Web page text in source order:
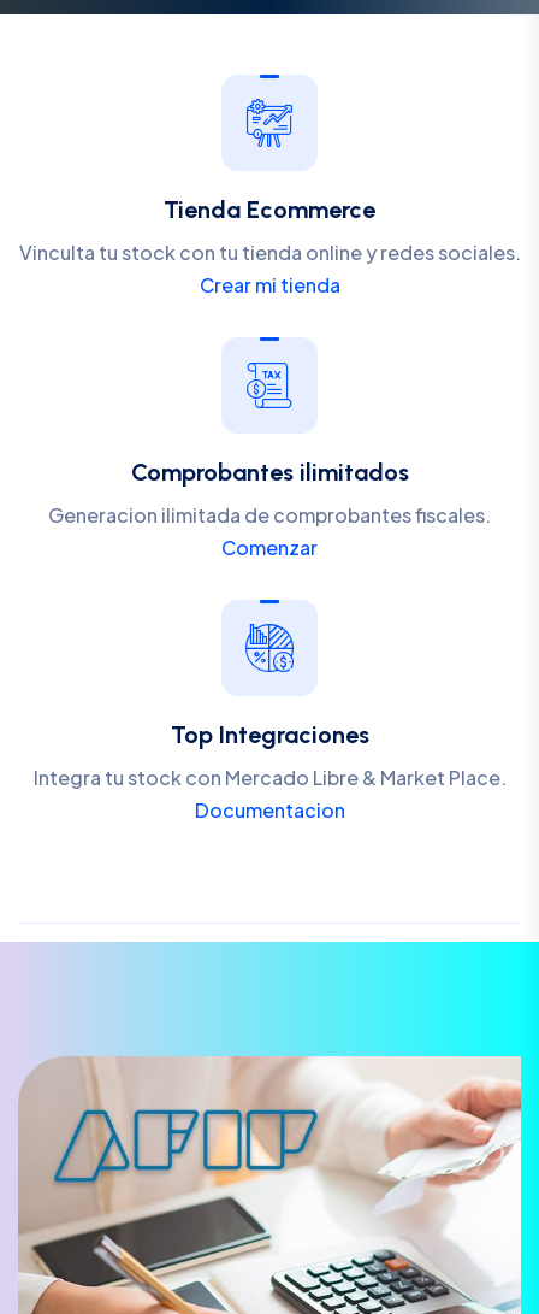
Tienda Ecommerce
Vinculta tu stock con tu tienda online y redes sociales.
Crear mi tienda
Comprobantes ilimitados
Generacion ilimitada de comprobantes fiscales.
Comenzar
Top Integraciones
Integra tu stock con Mercado Libre & Market Place.
Documentacion